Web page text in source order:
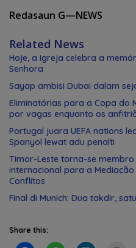
Redasaun G—NEWS
Related News
Hoje, a Igreja celebra a
Senhora
Sayap ambisi Dubai dalam
Eliminatórias para a Copa do
por vagas enquanto os
Portugal juara UEFA nations
Spanyol lewat adu penalti
Timor-Leste torna-se
internacional para a Mediação
Conflitos
Final di Munich: Dua takdir,
Share this: